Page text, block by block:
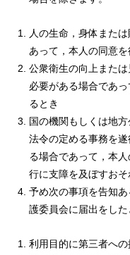
人の生命，身体また
あって，本人の同意
公衆衛生の向上また
必要がある場合であ
るとき
国の機関もしくは地
法令の定める事務を
る場合であって，本
行に支障を及ぼすおそ
予め次の事項を告知
護委員会に届出をした
利用目的に第三者への